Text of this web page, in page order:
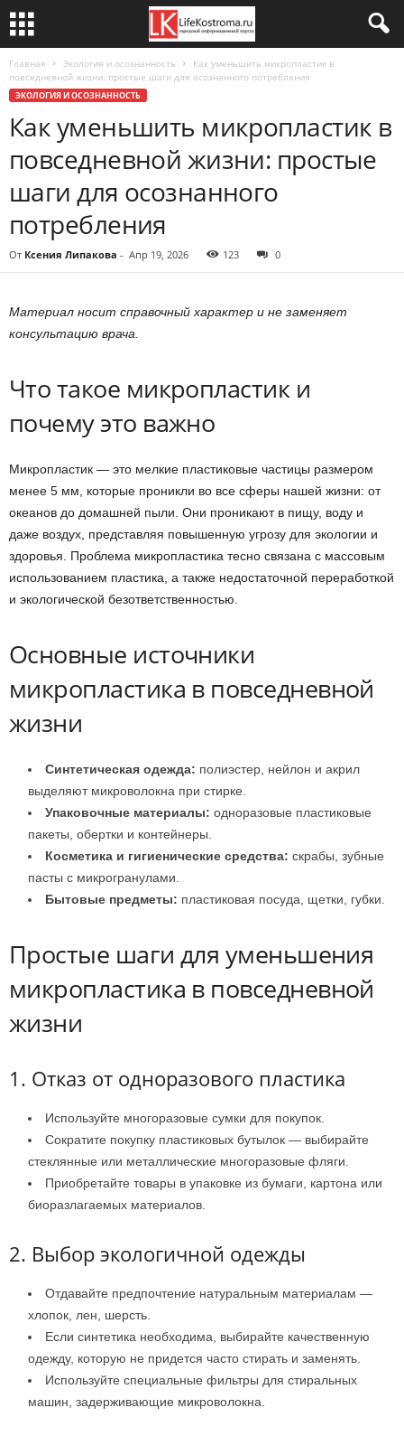
Главная Экология и осознанность
Как уменьшить микропластик в
повседневной жизни: простые шаги для осознанного потребления
ЭКОЛОГИЯ И ОСОЗНАННОСТЬ
Как уменьшить микропластик в
повседневной жизни: простые
шаги для осознанного
потребления
От Ксения Липакова - Апр 19, 2026 123 0
Материал носит справочный характер и не заменяет
консультацию врача.
Что такое микропластик и
почему это важно
Микропластик — это мелкие пластиковые частицы размером
менее 5 мм, которые проникли во все сферы нашей жизни: от
океанов до домашней пыли. Они проникают в пищу, воду и
даже воздух, представляя повышенную угрозу для экологии и
здоровья. Проблема микропластика тесно связана с массовым
использованием пластика, а также недостаточной переработкой
и экологической безответственностью.
Основные источники
микропластика в повседневной
жизни
Синтетическая одежда: полиэстер, нейлон и акрил
выделяют микроволокна при стирке.
Упаковочные материалы: одноразовые пластиковые
пакеты, обертки и контейнеры.
Косметика и гигиенические средства: скрабы, зубные
пасты с микрогранулами.
Бытовые предметы: пластиковая посуда, щетки, губки.
Простые шаги для уменьшения
микропластика в повседневной
жизни
1. Отказ от одноразового пластика
Используйте многоразовые сумки для покупок.
Сократите покупку пластиковых бутылок — выбирайте
стеклянные или металлические многоразовые фляги.
Приобретайте товары в упаковке из бумаги, картона или
биоразлагаемых материалов.
2. Выбор экологичной одежды
Отдавайте предпочтение натуральным материалам —
хлопок, лен, шерсть.
Если синтетика необходима, выбирайте качественную
одежду, которую не придется часто стирать и заменять.
Используйте специальные фильтры для стиральных
машин, задерживающие микроволокна.